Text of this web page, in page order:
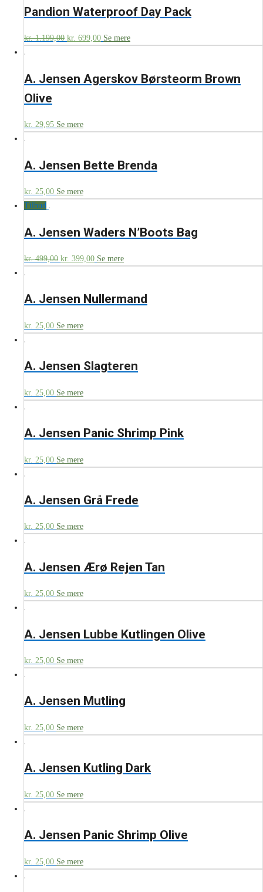
Pandion Waterproof Day Pack
kr.1.199,00 kr. 699,00 Se mere
A. Jensen Agerskov Børsteorm Brown
Olive
kr. 29,95 Se mere
A. Jensen Bette Brenda
kr. 25,00 Se mere
Tilbud
A. Jensen Waders N’Boots Bag
kr.499,00 kr. 399,00 Se mere
A. Jensen Nullermand
kr. 25,00 Se mere
A. Jensen Slagteren
kr. 25,00 Se mere
A. Jensen Panic Shrimp Pink
kr. 25,00 Se mere
A. Jensen Grå Frede
kr. 25,00 Se mere
A. Jensen Ærø Rejen Tan
kr. 25,00 Se mere
A. Jensen Lubbe Kutlingen Olive
kr. 25,00 Se mere
A. Jensen Mutling
kr. 25,00 Se mere
A. Jensen Kutling Dark
kr. 25,00 Se mere
A. Jensen Panic Shrimp Olive
kr. 25,00 Se mere